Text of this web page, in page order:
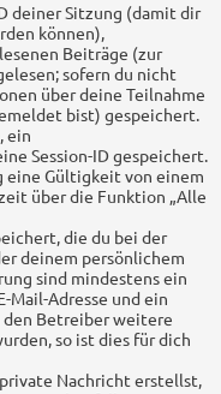
deiner Sitzung (damit dir
können),
Beiträge (zur
sofern du nicht
über deine Teilnahme
bist) gespeichert.
ein
Session-ID gespeichert.
eine Gültigkeit von einem
über die Funktion „Alle
die du bei der
deinem persönlichem
sind mindestens ein
Mail-Adresse und ein
den Betreiber weitere
so ist dies für dich
Nachricht erstellst,